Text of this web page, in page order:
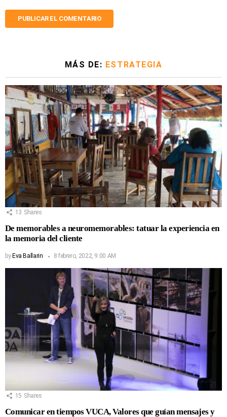
MÁS DE: ESTRATEGIA
13 Shares
De memorables a neuromemorables: tatuar la experiencia en
la memoria del cliente
by Eva Ballarin 8 febrero, 2022, 9:00 AM
15 Shares
Comunicar en tiempos VUCA, Valores que guían mensajes y